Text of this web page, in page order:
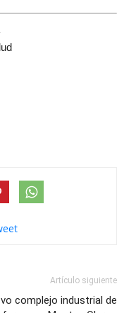
Artículo siguiente
complejo industrial de